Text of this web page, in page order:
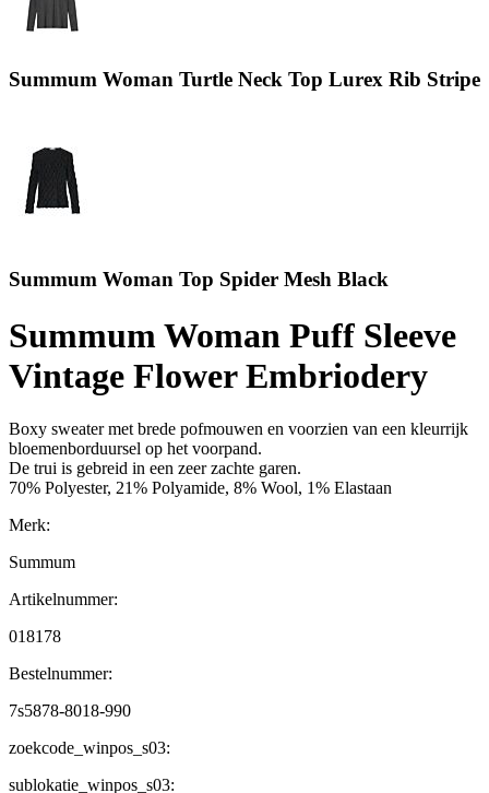
Summum Woman Turtle Neck Top Lurex Rib Stripe
Summum Woman Top Spider Mesh Black
Summum Woman Puff Sleeve
Vintage Flower Embriodery
Boxy sweater met brede pofmouwen en voorzien van een kleurrijk
bloemenborduursel op het voorpand.
De trui is gebreid in een zeer zachte garen.
70% Polyester, 21% Polyamide, 8% Wool, 1% Elastaan
Merk:
Summum
Artikelnummer:
018178
Bestelnummer:
7s5878-8018-990
zoekcode_winpos_s03:
sublokatie_winpos_s03: